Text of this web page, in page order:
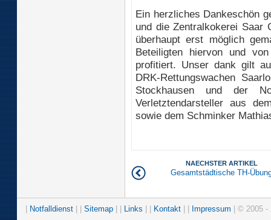
Ein herzliches Dankeschön
und die Zentralkokerei Saar
überhaupt erst möglich
Beteiligten hiervon und
profitiert. Unser dank gilt
DRK-Rettungswachen
Stockhausen und der
Verletztendarsteller aus
sowie dem Schminker
NAECHSTER ARTIKEL
Gesamtstädtische TH-
Notfalldienst Sitemap Links Kontakt Impressum | © 2005 -